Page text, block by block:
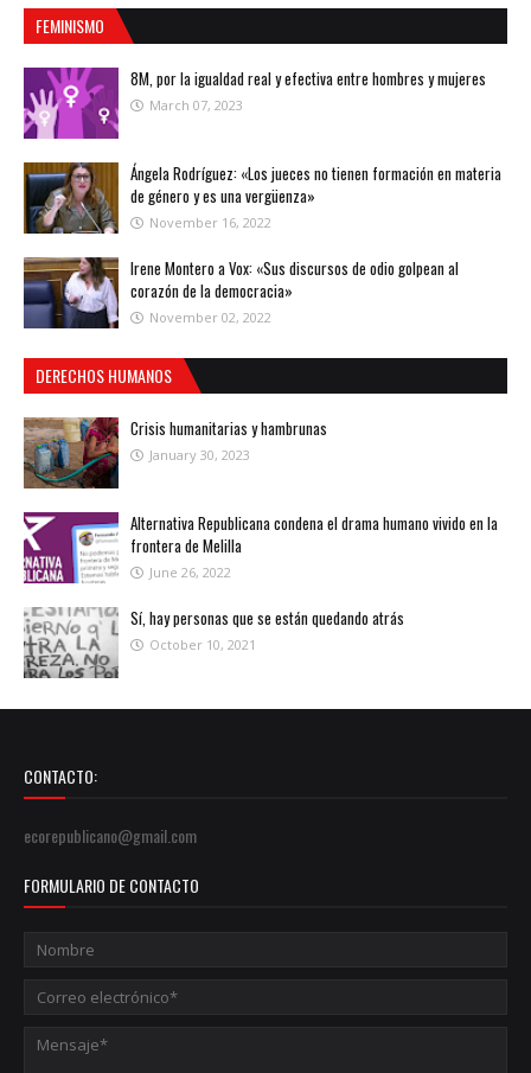
FEMINISMO
8M, por la igualdad real y efectiva entre hombres y mujeres
March 07, 2023
Ángela Rodríguez: «Los jueces no tienen formación en materia
de género y es una vergüenza»
November 16, 2022
Irene Montero a Vox: «Sus discursos de odio golpean al
corazón de la democracia»
November 02, 2022
DERECHOS HUMANOS
Crisis humanitarias y hambrunas
January 30, 2023
Alternativa Republicana condena el drama humano vivido en la
frontera de Melilla
June 26, 2022
Sí, hay personas que se están quedando atrás
October 10, 2021
CONTACTO:
ecorepublicano@gmail.com
FORMULARIO DE CONTACTO